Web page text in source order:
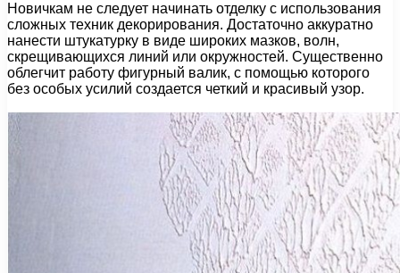
Новичкам не следует начинать отделку с использования
сложных техник декорирования. Достаточно аккуратно
нанести штукатурку в виде широких мазков, волн,
скрещивающихся линий или окружностей. Существенно
облегчит работу фигурный валик, с помощью которого
без особых усилий создается четкий и красивый узор.